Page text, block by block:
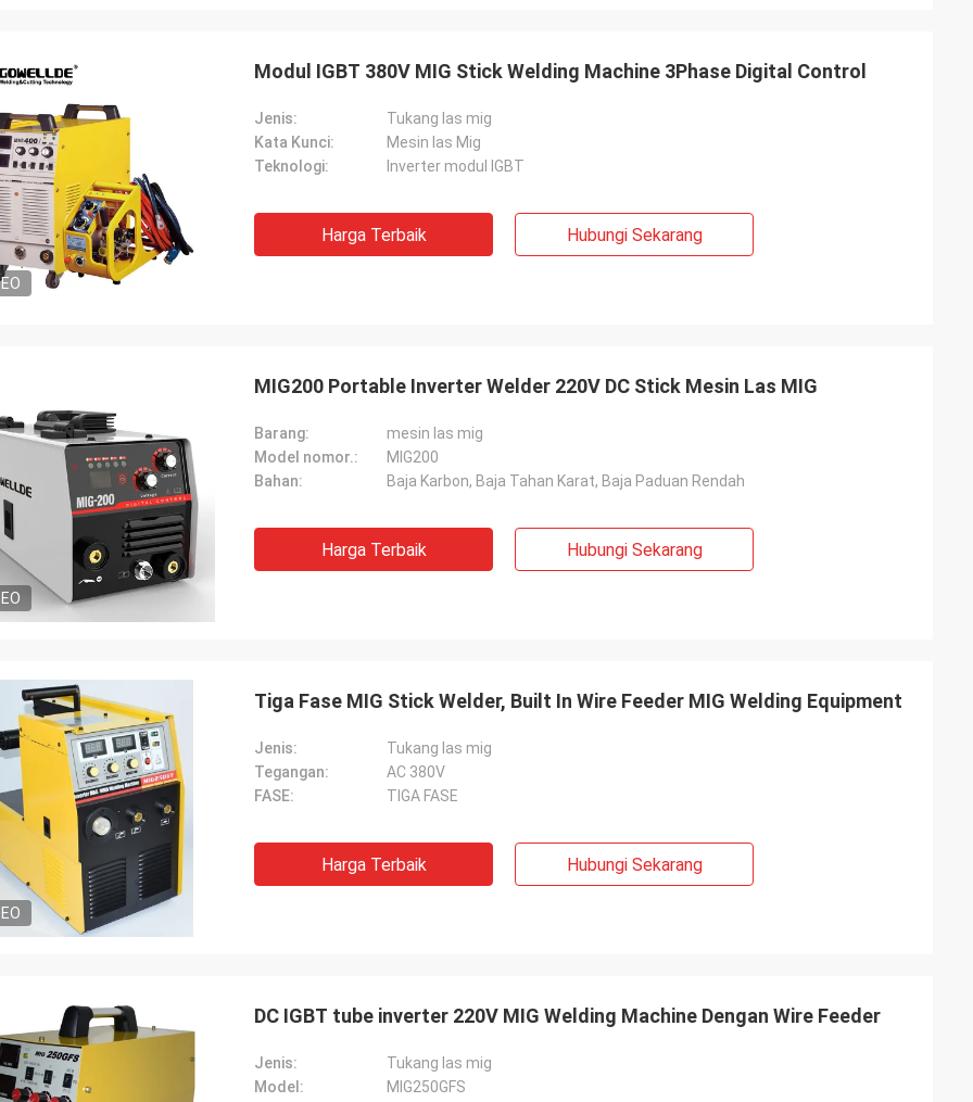
lain, jadi saya sangat
Kompetitif, kami akan terus
produk Anda.
Modul IGBT 380V MIG Stick Welding Machine 3Phase Digital Control
Jenis:
Tukang las mig
Kata Kunci:
Mesin las Mig
Teknologi:
Inverter modul IGBT
Harga Terbaik Hubungi Sekarang
MIG200 Portable Inverter Welder 220V DC Stick Mesin Las MIG
Barang:
mesin las mig
Model nomor.:
MIG200
Bahan:
Baja Karbon, Baja Tahan Karat, Baja Paduan Rendah
Harga Terbaik Hubungi Sekarang
Tiga Fase MIG Stick Welder, Built In Wire Feeder MIG Welding Equipment
Jenis:
Tukang las mig
Tegangan:
AC 380V
FASE:
TIGA FASE
Harga Terbaik Hubungi Sekarang
DC IGBT tube inverter 220V MIG Welding Machine Dengan Wire Feeder
Jenis:
Tukang las mig
Model:
MIG250GFS